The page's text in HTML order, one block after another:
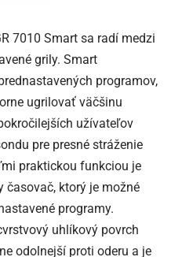
7010 Smart sa radí medzi
grily. Smart
programov,
ugrilovať väčšinu
užívateľov
pre presné stráženie
praktickou funkciou je
časovač, ktorý je možné
programy.
uhlíkový povrch
odolnejší proti oderu a je